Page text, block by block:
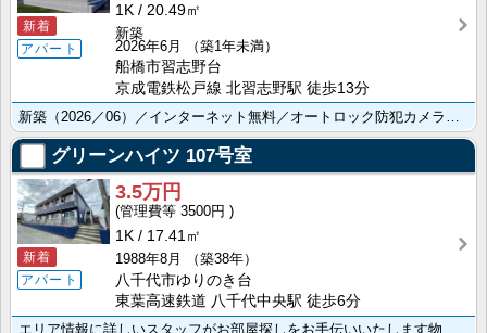
新着
アパート
1K
20.49㎡
新築
2026年6月
（築1年未満）
船橋市習志野台
京成電鉄松戸線 北習志野駅 徒歩13分
グリーンハイツ 107号室
新着
アパート
3.5万円
3500円
1K
17.41㎡
1988年8月
（築38年）
八千代市ゆりのき台
東葉高速鉄道 八千代中央駅 徒歩6分